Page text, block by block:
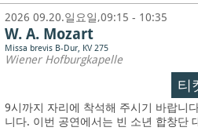
2026 09.20.일요일,09:15 - 10:35
W. A. Mozart
Missa brevis B-Dur, KV 275
Wiener Hofburgkapelle
티
9시까지 자리에 착석해 주시기 바랍니
니다. 이번 공연에서는 빈 소년 합창단